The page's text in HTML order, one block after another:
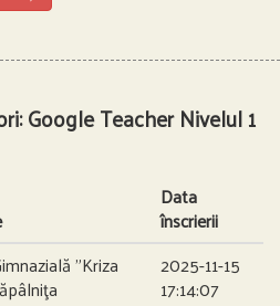
Google Teacher Nivelul 1
Data
înscrierii
”Kriza 2025-11-15
17:14:07